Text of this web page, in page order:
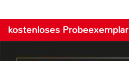
kostenloses Probeexemplar